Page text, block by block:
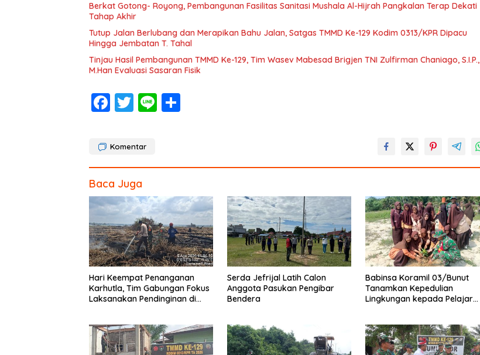
Berkat Gotong- Royong, Pembangunan Fasilitas Sanitasi Mushala Al-Hijrah Pangkalan Terap Dekati
Tahap Akhir
Tutup Jalan Berlubang dan Merapikan Bahu Jalan, Satgas TMMD Ke-129 Kodim 0313/KPR Dipacu
Hingga Jembatan T. Tahal
Tinjau Hasil Pembangunan TMMD Ke-129, Tim Wasev Mabesad Brigjen TNI Zulfirman Chaniago, S.I.P.,
M.Han Evaluasi Sasaran Fisik
F
e
o
o
k
T
itt
Li
Komentar
Baca Juga
Hari Keempat Penanganan
Karhutla, Tim Gabungan Fokus
Laksanakan Pendinginan di
Serda Jefrijal Latih Calon
Anggota Pasukan Pengibar
Bendera
Babinsa Koramil 03/Bunut
Tanamkan Kepedulian
Lingkungan kepada Pelajar